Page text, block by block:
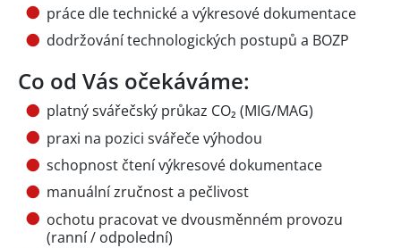
práce dle technické a výkresové dokumentace
dodržování technologických postupů a BOZP
Co od Vás očekáváme:
platný svářečský průkaz CO₂ (MIG/MAG)
praxi na pozici svářeče výhodou
schopnost čtení výkresové dokumentace
manuální zručnost a pečlivost
ochotu pracovat ve dvousměnném provozu
(ranní / odpolední)